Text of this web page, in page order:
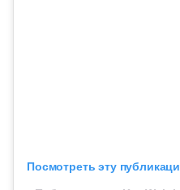
Посмотреть эту